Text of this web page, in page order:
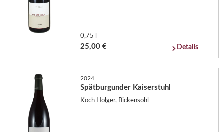
0,75 l
25,00 € Details
2024
Spätburgunder Kaiserstuhl
Koch Holger, Bickensohl